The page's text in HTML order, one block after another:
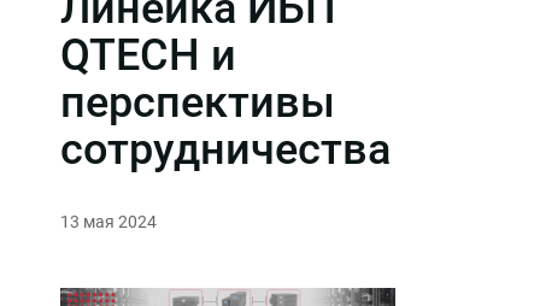
QTECH и
перспективы
сотрудничества
13 мая 2024